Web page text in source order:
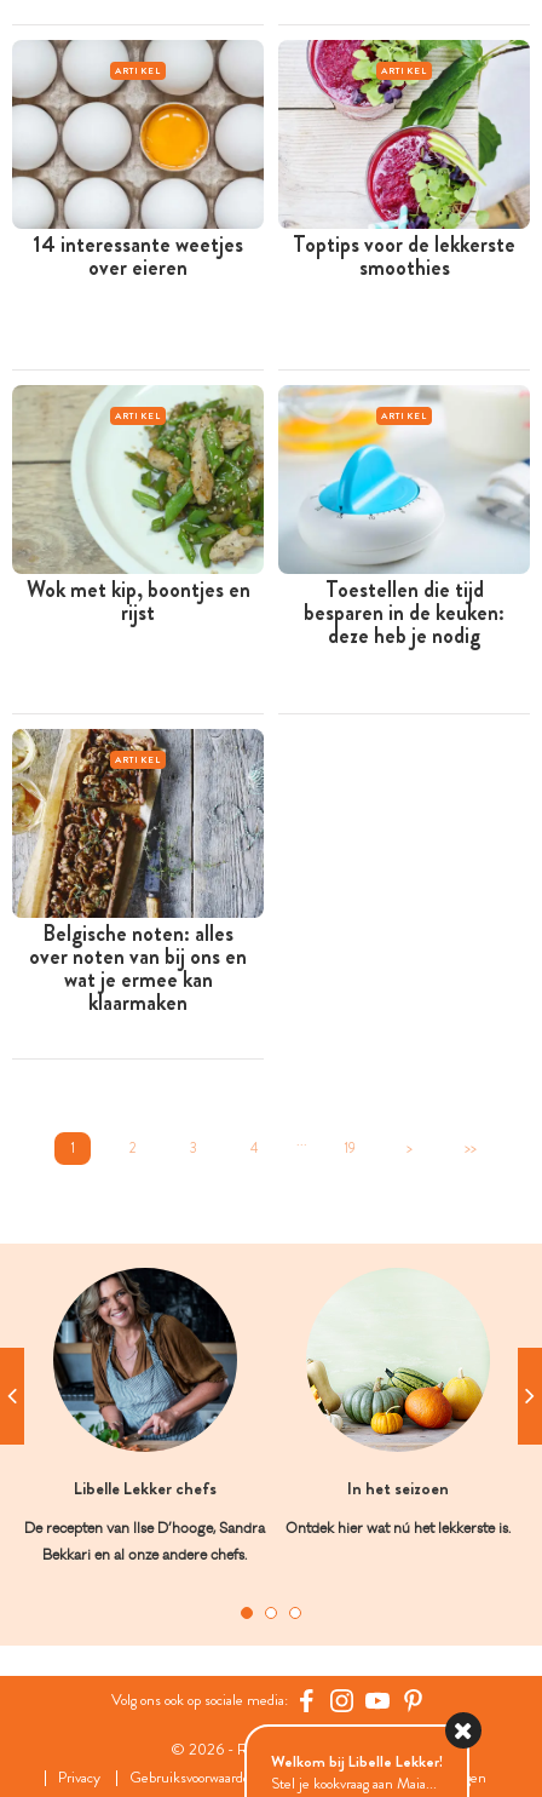
ARTIKEL
14 interessante weetjes
over eieren
ARTIKEL
Toptips voor de lekkerste
smoothies
ARTIKEL
Wok met kip, boontjes en
rijst
ARTIKEL
Toestellen die tijd
besparen in de keuken:
deze heb je nodig
ARTIKEL
Belgische noten: alles
over noten van bij ons en
wat je ermee kan
klaarmaken
1 2 3 4 ... 19 > >>
Libelle Lekker chefs
De recepten van Ilse D’hooge, Sandra
Bekkari en al onze andere chefs.
In het seizoen
Ontdek hier wat nú het lekkerste is.
Volg ons ook op sociale media:
© 2026 - Roularta Media Group
Privacy
Gebruiksvoorwaarden Cookies Cookies instellingen
Welkom bij Libelle Lekker!
Stel je kookvraag aan Maia...